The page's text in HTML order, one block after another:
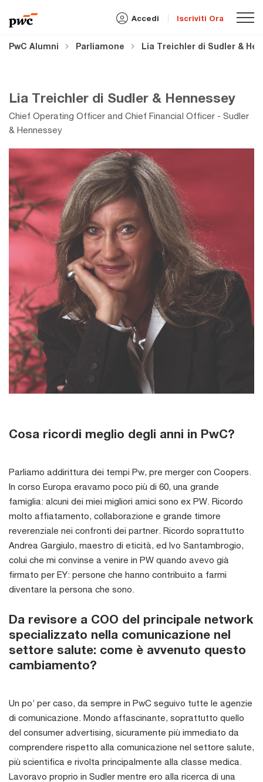
Accedi Iscriviti Ora
PwC Alumni Parliamone Lia Treichler di Sudler &
Lia Treichler di Sudler & Hennessey
Chief Operating Officer and Chief Financial Officer - Sudler
& Hennessey
Cosa ricordi meglio degli anni in PwC?
Parliamo addirittura dei tempi Pw, pre merger con Coopers.
In corso Europa eravamo poco più di 60, una grande
famiglia: alcuni dei miei migliori amici sono ex PW. Ricordo
molto affiatamento, collaborazione e grande timore
reverenziale nei confronti dei partner. Ricordo soprattutto
Andrea Gargiulo, maestro di eticità, ed Ivo Santambrogio,
colui che mi convinse a venire in PW quando avevo già
firmato per EY: persone che hanno contribuito a farmi
diventare la persona che sono.
Da revisore a COO del principale network
specializzato nella comunicazione nel
settore salute: come è avvenuto questo
cambiamento?
Un po’ per caso, da sempre in PwC seguivo tutte le agenzie
di comunicazione. Mondo affascinante, soprattutto quello
del consumer advertising, sicuramente più immediato da
comprendere rispetto alla comunicazione nel settore salute,
più scientifica e rivolta principalmente alla classe medica.
Lavoravo proprio in Sudler mentre ero alla ricerca di una